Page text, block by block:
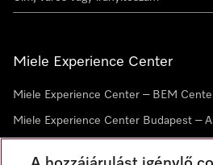
Miele Experience Center
Miele Experience Center – BEM
Miele Experience Center Budapest –